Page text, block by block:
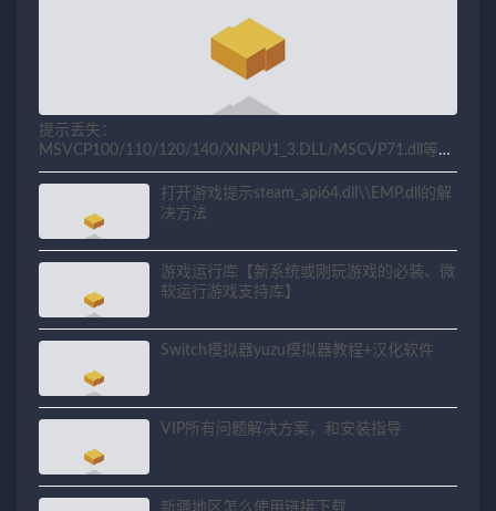
提示丢失：
MSVCP100/110/120/140/XINPU1_3.DLL/MSCVP71.dll等相
关问题解决方法
打开游戏提示steam_api64.dll\\EMP.dll的解
决方法
游戏运行库【新系统或刚玩游戏的必装、微
软运行游戏支持库】
Switch模拟器yuzu模拟器教程+汉化软件
VIP所有问题解决方案，和安装指导
新疆地区怎么使用链接下载